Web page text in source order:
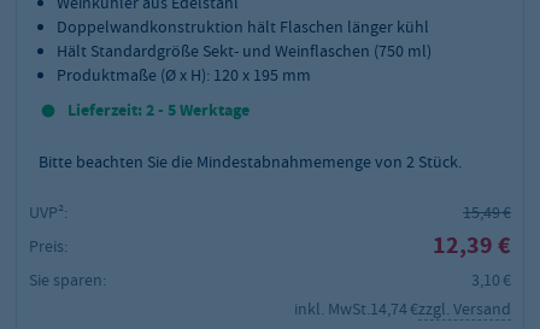
Doppelwandkonstruktion hält Flaschen länger kühl
Hält Standardgröße Sekt- und Weinflaschen (750 ml)
Produktmaße (Ø x H): 120 x 195 mm
Lieferzeit: 2 - 5 Werktage
Bitte beachten Sie die Mindestabnahmemenge von 2 Stück.
UVP²:
15,49 €
Preis:
12,39 €
Sie sparen:
3,10 €
inkl. MwSt.14,74 €zzgl. Versand